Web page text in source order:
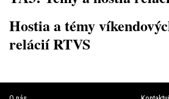
Hostia a témy
relácií RTVS